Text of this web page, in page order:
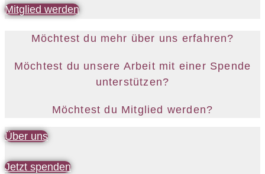
Mitglied werden
Möchtest du mehr über uns erfahren?
Möchtest du unsere Arbeit mit einer Spende
unterstützen?
Möchtest du Mitglied werden?
Über uns
Jetzt spenden